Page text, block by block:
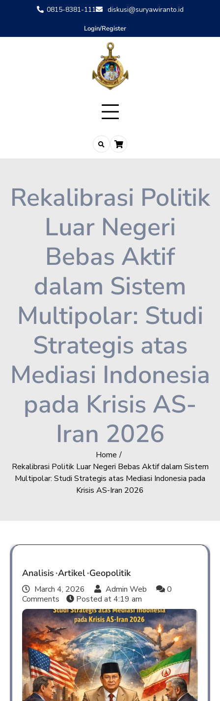
0815-8381-111 diskusi@suryawiranto.id
Login/Register
Rekalibrasi Politik
Luar Negeri
Bebas Aktif
dalam Sistem
Multipolar: Studi
Strategis atas
Mediasi Indonesia
pada Krisis AS-
Iran 2026
Home
Rekalibrasi Politik Luar Negeri Bebas Aktif dalam Sistem
Multipolar: Studi Strategis atas Mediasi Indonesia pada
Krisis AS-Iran 2026
Analisis Artikel Geopolitik
March 4, 2026 Admin Web
0
Comments
Posted at4:19 am